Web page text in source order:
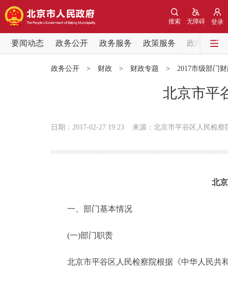
登录
无障碍
搜索
要闻动态 政务公开 政务服务 政策服务
政民互动
政务公开 > 财政 > 财政专题 > 2017市级部门
北京市平
日期：2017-02-27 19:23 来源：北京市平谷区人民检察
北
一、部门基本情况
(一)部门职责
北京市平谷区人民检察院根据《中华人民共